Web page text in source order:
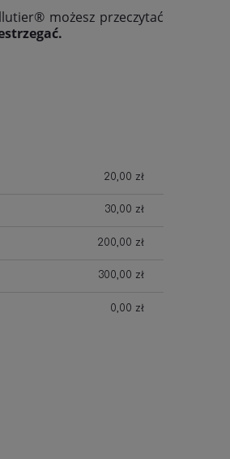
możesz przeczytać
20,00 zł
30,00 zł
200,00 zł
300,00 zł
0,00 zł